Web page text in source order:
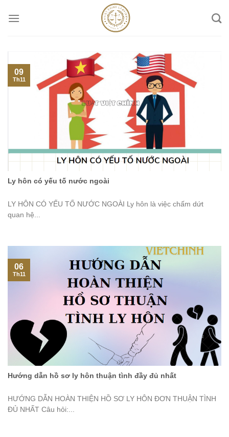
Ly hôn có yếu tố nước ngoài
LY HÔN CÓ YẾU TỐ NƯỚC NGOÀI Ly hôn là việc chấm dứt
quan hệ...
09
Th11
Hướng dẫn hồ sơ ly hôn thuận tình đầy đủ nhất
HƯỚNG DẪN HOÀN THIỆN HỒ SƠ LY HÔN ĐƠN THUẬN TÌNH
ĐỦ NHẤT Câu hỏi:...
06
Th11